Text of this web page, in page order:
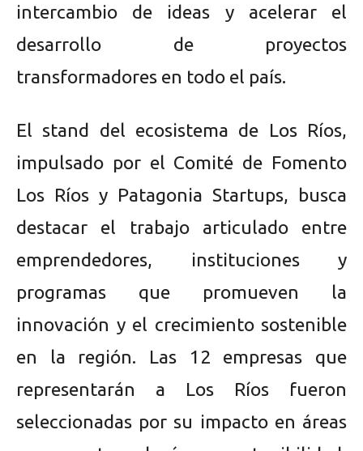
intercambio de ideas y acelerar el
desarrollo de proyectos
transformadores en todo el país.
El stand del ecosistema de Los Ríos,
impulsado por el Comité de Fomento
Los Ríos y Patagonia Startups, busca
destacar el trabajo articulado entre
emprendedores, instituciones y
programas que promueven la
innovación y el crecimiento sostenible
en la región. Las 12 empresas que
representarán a Los Ríos fueron
seleccionadas por su impacto en áreas